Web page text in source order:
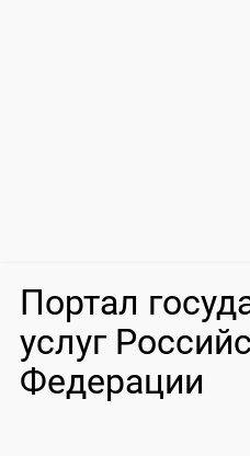
Портал
услуг
Федерации